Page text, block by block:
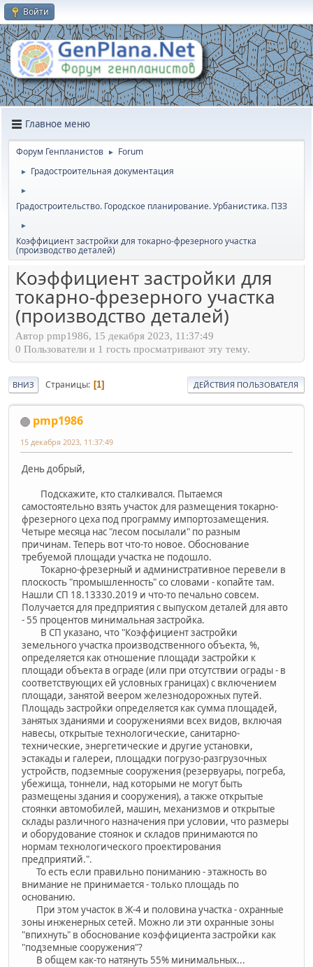
Войти
Главное меню
Форум Генпланистов ► Forum
► Градостроительная документация
►
Градостроительство. Городское планирование. Урбанистика. ПЗЗ
►
Коэффициент застройки для токарно-фрезерного участка
(производство деталей)
Коэффициент застройки для
токарно-фрезерного участка
(производство деталей)
Автор pmp1986, 15 декабря 2023, 11:37:49
0 Пользователи и 1 гость просматривают эту тему.
ВНИЗ Страницы 1 ДЕЙСТВИЯ ПОЛЬЗОВАТЕЛЯ
pmp1986
15 декабря 2023, 11:37:49
День добрый,
Подскажите, кто сталкивался. Пытаемся
самостоятельно взять участок для размещения токарно-
фрезерного цеха под программу импортозамещения.
Четыре месяца нас "лесом посылали" по разным
причинам. Теперь вот что-то новое. Обоснование
требуемой площади участка не подошло.
Токарно-фрезерный и административное перевели в
плоскость "промышленность" со словами - копайте там.
Нашли СП 18.13330.2019 и что-то печально совсем.
Получается для предприятия с выпуском деталей для авто
- 55 процентов минимальная застройка.
В СП указано, что "Коэффициент застройки
земельного участка производственного объекта, %,
определяется как отношение площади застройки к
площади объекта в ограде (или при отсутствии ограды - в
соответствующих ей условных границах) с включением
площади, занятой веером железнодорожных путей.
Площадь застройки определяется как сумма площадей,
занятых зданиями и сооружениями всех видов, включая
навесы, открытые технологические, санитарно-
технические, энергетические и другие установки,
эстакады и галереи, площадки погрузо-разгрузочных
устройств, подземные сооружения (резервуары, погреба,
убежища, тоннели, над которыми не могут быть
размещены здания и сооружения), а также открытые
стоянки автомобилей, машин, механизмов и открытые
склады различного назначения при условии, что размеры
и оборудование стоянок и складов принимаются по
нормам технологического проектирования
предприятий.".
То есть если правильно пониманию - этажность во
внимание не принимается - только площадь по
основанию.
При этом участок в Ж-4 и половина участка - охранные
зоны инженерных сетей. Можно ли эти охранные зоны
"впихнуть" в обоснование коэффициента застройки как
"подземные сооружения"?
В общем как-то натянуть 55% минимальных...